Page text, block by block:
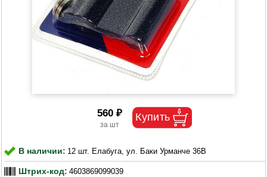
560 ₽
В наличии: 12 шт. Елабуга, ул. Баки Урманче 36В
Штрих-код: 4603869099039